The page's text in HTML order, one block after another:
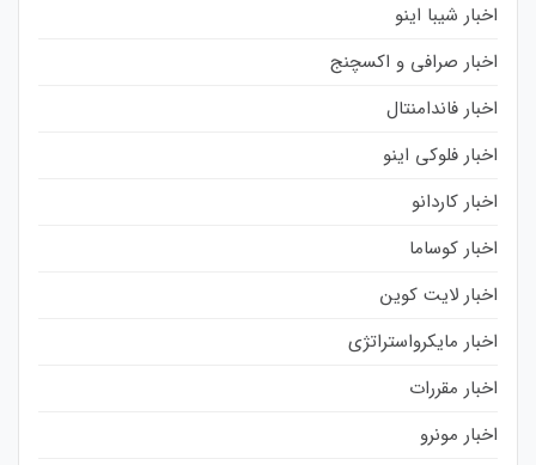
اخبار شیبا اینو
اخبار صرافی و اکسچنج
اخبار فاندامنتال
اخبار فلوکی اینو
اخبار کاردانو
اخبار کوساما
اخبار لایت کوین
اخبار مایکرواستراتژی
اخبار مقررات
اخبار مونرو